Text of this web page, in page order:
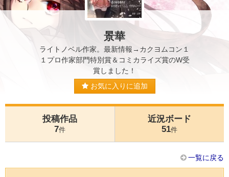
景華
ライトノベル作家。最新情報→カクヨムコン１
１プロ作家部門特別賞＆コミカライズ賞のW受
賞しました！
お気に入りに追加
投稿作品
7件
近況ボード
51件
一覧に戻る